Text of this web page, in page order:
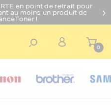
en point de retrait pour
au moins un produit de
!
0